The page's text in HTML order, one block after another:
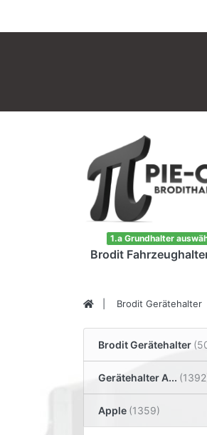
Brodit
1.a Grundhalter
Brodit Gerätehalter
Brodit Gerätehalter
Gerätehalter A...
Apple